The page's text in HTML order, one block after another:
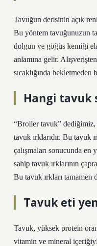
Tavuğun derisinin açık
Bu yöntem tavuğunuzun
dolgun ve göğüs kemiği
anlamına gelir.
sıcaklığında bekletmeden
Hangi tavuk
“Broiler tavuk” dediğimiz,
tavuk ırklarıdır. Bu tavuk
çalışmaları sonucunda en
sahip tavuk ırklarının
Bu tavuk ırkları tamamen
Tavuk eti
Tavuk, yüksek protein
vitamin ve mineral